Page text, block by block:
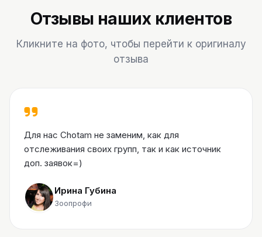
Отзывы наших клиентов
Кликните на фото, чтобы перейти к оригиналу
отзыва
Для нас Chotam не заменим, как для
отслеживания своих групп, так и как источник
доп. заявок=)
Ирина Губина
Зоопрофи